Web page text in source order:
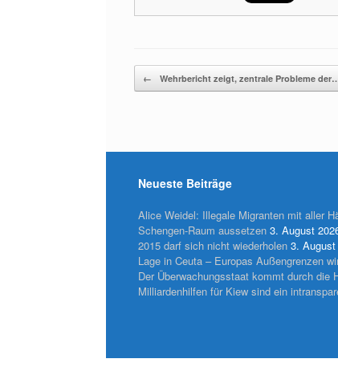
Beitragsnavigation
← Wehrbericht zeigt, zentrale Probleme
Neueste Beiträge
Alice Weidel: Illegale Migranten mit aller
Schengen-Raum aussetzen 3. August
2015 darf sich nicht wiederholen 3. August
Lage in Ceuta – Europas Außengrenzen
Der Überwachungsstaat kommt durch die
Milliardenhilfen für Kiew sind ein